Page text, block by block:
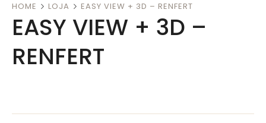
HOME LOJA EASY VIEW + 3D – RENFERT
EASY VIEW + 3D –
RENFERT